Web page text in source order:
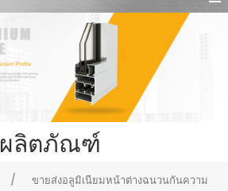
ผลิตภัณฑ์
/
ขายส่งอลูมิเนียมหน้าต่างฉนวนกันความ